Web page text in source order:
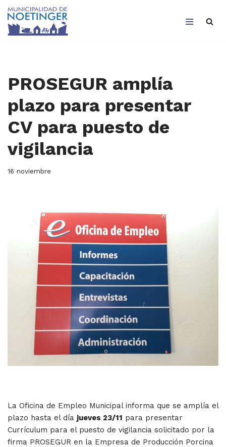
Saltar
PROSEGUR amplía
plazo para presentar
CV para puesto de
vigilancia
16 noviembre
La Oficina de Empleo Municipal informa que se amplía el
plazo hasta el día jueves 23/11 para presentar
Currículum para el puesto de vigilancia solicitado por la
firma PROSEGUR en la Empresa de Producción Porcina